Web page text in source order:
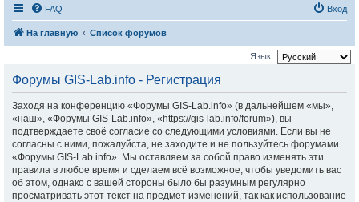
FAQ Вход
На главную Список форумов
Язык:
Форумы GIS-Lab.info - Регистрация
Заходя на конференцию «Форумы GIS-Lab.info» (в дальнейшем «мы»,
«наш», «Форумы GIS-Lab.info», «https://gis-lab.info/forum»), вы
подтверждаете своё согласие со следующими условиями. Если вы не
согласны с ними, пожалуйста, не заходите и не пользуйтесь форумами
«Форумы GIS-Lab.info». Мы оставляем за собой право изменять эти
правила в любое время и сделаем всё возможное, чтобы уведомить вас
об этом, однако с вашей стороны было бы разумным регулярно
просматривать этот текст на предмет изменений, так как использование